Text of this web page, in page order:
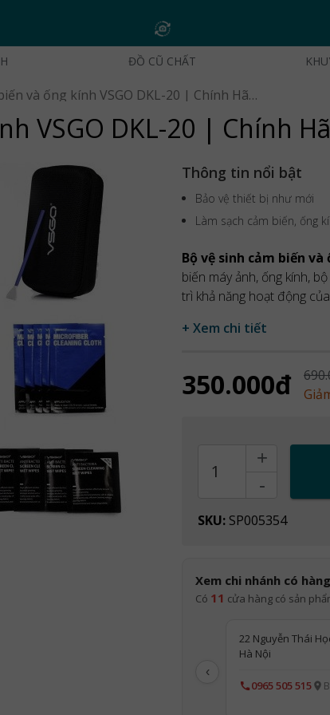
ĐỒ CŨ CHẤT
Bộ vệ sinh cảm biến và ống kính VSGO DKL-20 | Chính Hãng
VSGO DKL-20 | Chính
Thông tin nổi bật
Bảo vệ thiết bị như mới
Làm sạch cảm biến, ống
Bộ vệ sinh cảm biến và
biến máy ảnh, ống kính,
trì khả năng hoạt động
+ Xem chi tiết
350.000đ
+
-
SKU: SP005354
Xem chi nhánh có hàng
Có 11 cửa hàng có sản
‹
22 Nguyễn Thái
Hà Nội
0965 505 515